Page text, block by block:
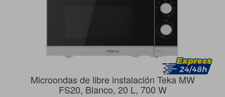
Microondas de libre instalación Teka MW
FS20, Blanco, 20 L, 700 W